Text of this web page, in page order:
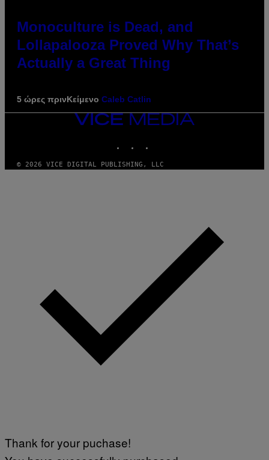
Monoculture is Dead, and
Lollapalooza Proved Why That’s
Actually a Great Thing
5 ώρες πρινΚείμενο Caleb Catlin
VICE
MEDIA
© 2026 VICE DIGITAL PUBLISHING, LLC
Thank for your puchase!